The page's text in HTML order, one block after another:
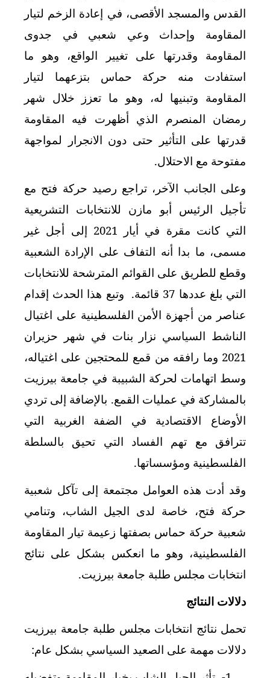
القدس والمسجد الأقصى، في إعادة الزخم لتيار
المقاومة وإحداث وعي شعبي في جدوى
المقاومة وقدرتها على تغيير الواقع، وهو ما
استفادت منه حركة حماس بتزعهما لتيار
المقاومة وتبنيها له، وهو ما تعزز خلال شهر
رمضان المنصرم الذي أظهرت فيه المقاومة
قدرتها على التأثير حتى دون الانجرار لمواجهة
مفتوحة مع الاحتلال.
وعلى الجانب الآخر، تراجع رصيد حركة فتح مع
تأجيل الرئيس أبو مازن للانتخابات التشريعية
التي كانت مقرة في أيار 2021 إلى أجل غير
مسمى، ما بدا أنه التفاف على الإرادة الشعبية
وقطع للطريق على القوائم المترشحة للانتخابات
التي بلغ عددها 37 قائمة. وتبع هذا الحدث إقدام
عناصر من أجهزة الأمن الفلسطينية على اغتيال
الناشط السياسي نزار بنات في شهر حزيران
2021 وما رافقه من قمع للمحتجين على اغتياله،
وسط اتهامات لحركة الشبيبة في جامعة بيرزيت
بالمشاركة في عمليات القمع. بالإضافة إلى تردي
الأوضاع الاقتصادية في الضفة الغربية التي
تترافق مع تهم الفساد التي تحيق بالسلطة
الفلسطينية ومؤسساتها.
وقد أدت هذه العوامل مجتمعة إلى تآكل شعبية
حركة فتح، خاصة لدى الجيل الشاب، وتنامي
شعبية حركة حماس بصفتها زعيمة تيار المقاومة
الفلسطينية، وهو ما انعكس بشكل على نتائج
انتخابات مجلس طلبة جامعة بيرزيت.
دلالات النتائج
تحمل نتائج انتخابات مجلس طلبة جامعة بيرزيت
دلالات مهمة على الصعيد السياسي بشكل عام: